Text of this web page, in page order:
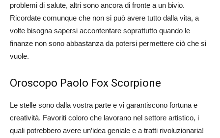
problemi di salute, altri sono ancora di fronte a un bivio.
Ricordate comunque che non si può avere tutto dalla vita, a
volte bisogna sapersi accontentare soprattutto quando le
finanze non sono abbastanza da potersi permettere ciò che si
vuole.
Oroscopo Paolo Fox Scorpione
Le stelle sono dalla vostra parte e vi garantiscono fortuna e
creatività. Favoriti coloro che lavorano nel settore artistico, i
quali potrebbero avere un’idea geniale e a tratti rivoluzionaria!